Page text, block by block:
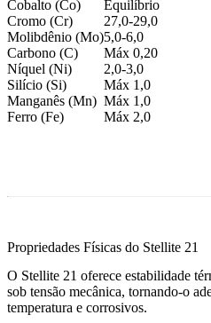
Cobalto (Co)
Equilíbrio
Cromo (Cr)
27,0-29,0
Molibdênio (Mo)5,0-6,0
Carbono (C)
Máx 0,20
Níquel (Ni)
2,0-3,0
Silício (Si)
Máx 1,0
Manganês (Mn) Máx 1,0
Ferro (Fe)
Máx 2,0
Propriedades Físicas do Stellite 21
O Stellite 21 oferece estabilidade
sob tensão mecânica, tornando-o
temperatura e corrosivos.